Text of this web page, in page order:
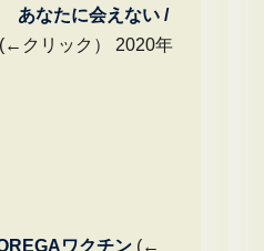
あなたに会えない /
クリック） 2020年
ワクチン(←